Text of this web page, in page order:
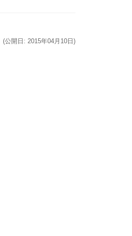
(公開日: 2015年04月10日)